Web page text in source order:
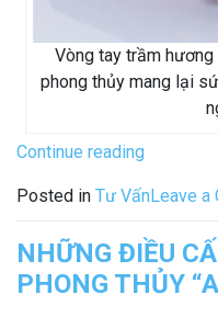
Vòng tay trầm
phong thủy mang lại
Continue reading
Vật
Phong
Thủy
Posted in Tư VấnLeave a
NHỮNG ĐIỀU
PHONG THỦY